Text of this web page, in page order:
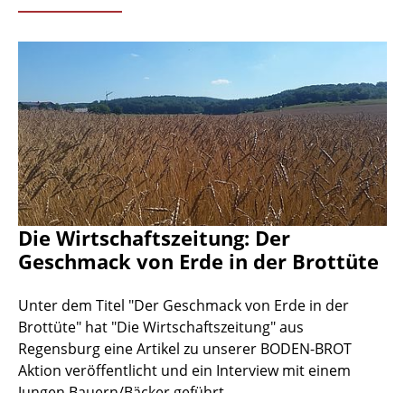
Die Wirtschaftszeitung: Der
Geschmack von Erde in der Brottüte
Unter dem Titel "Der Geschmack von Erde in der
Brottüte" hat "Die Wirtschaftszeitung" aus
Regensburg eine Artikel zu unserer BODEN-BROT
Aktion veröffentlicht und ein Interview mit einem